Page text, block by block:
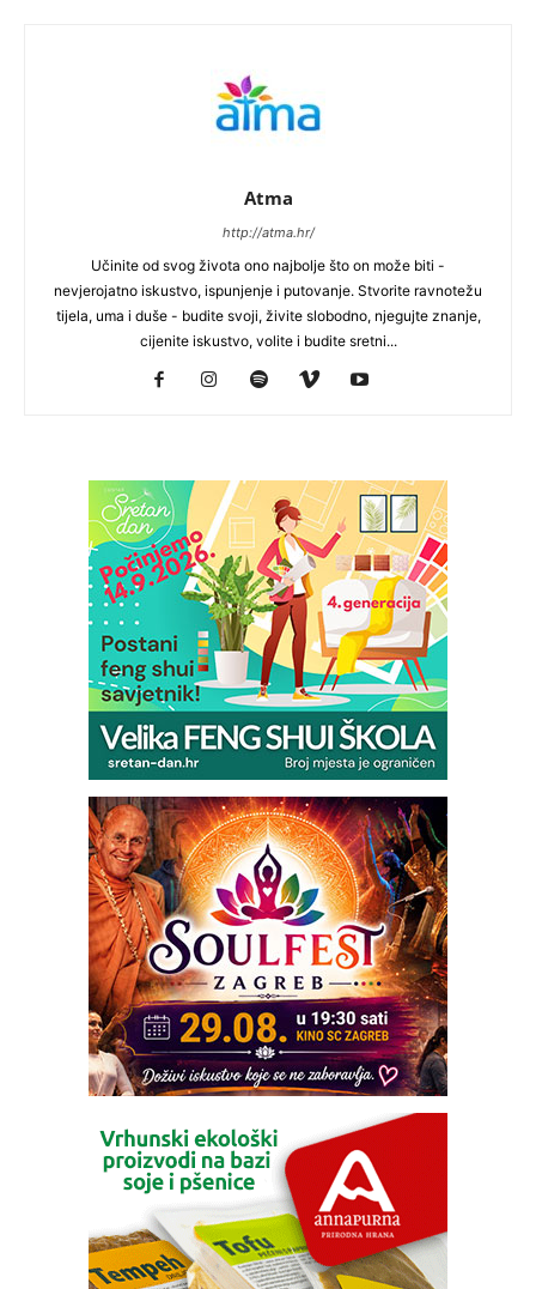
Atma
http://atma.hr/
Učinite od svog života ono najbolje što on može biti -
nevjerojatno iskustvo, ispunjenje i putovanje. Stvorite ravnotežu
tijela, uma i duše - budite svoji, živite slobodno, njegujte znanje,
cijenite iskustvo, volite i budite sretni...